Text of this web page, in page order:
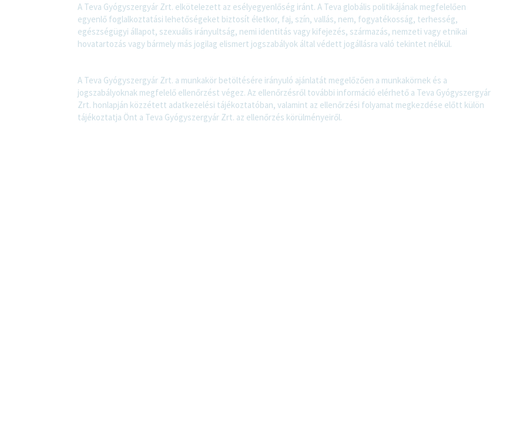
A Teva Gyógyszergyár Zrt. elkötelezett az esélyegyenlőség iránt. A Teva globális politikájának megfelelően
egyenlő foglalkoztatási lehetőségeket biztosít életkor, faj, szín, vallás, nem, fogyatékosság, terhesség,
egészségügyi állapot, szexuális irányultság, nemi identitás vagy kifejezés, származás, nemzeti vagy etnikai
hovatartozás vagy bármely más jogilag elismert jogszabályok által védett jogállásra való tekintet nélkül.
A Teva Gyógyszergyár Zrt. a munkakör betöltésére irányuló ajánlatát megelőzően a munkakörnek és a
jogszabályoknak megfelelő ellenőrzést végez. Az ellenőrzésről további információ elérhető a Teva Gyógyszergyár
Zrt. honlapján közzétett adatkezelési tájékoztatóban, valamint az ellenőrzési folyamat megkezdése előtt külön
tájékoztatja Önt a Teva Gyógyszergyár Zrt. az ellenőrzés körülményeiről.